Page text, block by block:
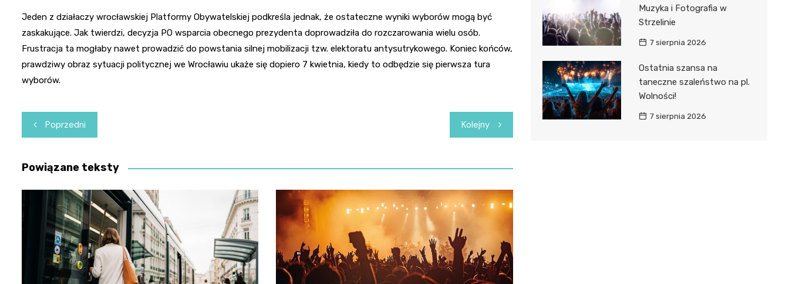
Jeden z działaczy wrocławskiej Platformy Obywatelskiej podkreśla jednak, że ostateczne wyniki wyborów mogą być
zaskakujące. Jak twierdzi, decyzja PO wsparcia obecnego prezydenta doprowadziła do rozczarowania wielu osób.
Frustracja ta mogłaby nawet prowadzić do powstania silnej mobilizacji tzw. elektoratu antysutrykowego. Koniec końców,
prawdziwy obraz sytuacji politycznej we Wrocławiu ukaże się dopiero 7 kwietnia, kiedy to odbędzie się pierwsza tura
wyborów.
Nawigacja
wpisu
Poprzedni Kolejny
Powiązane teksty
Muzyka i Fotografia w
Strzelinie
7 sierpnia 2026
Ostatnia szansa na
taneczne szaleństwo na pl.
Wolności!
7 sierpnia 2026